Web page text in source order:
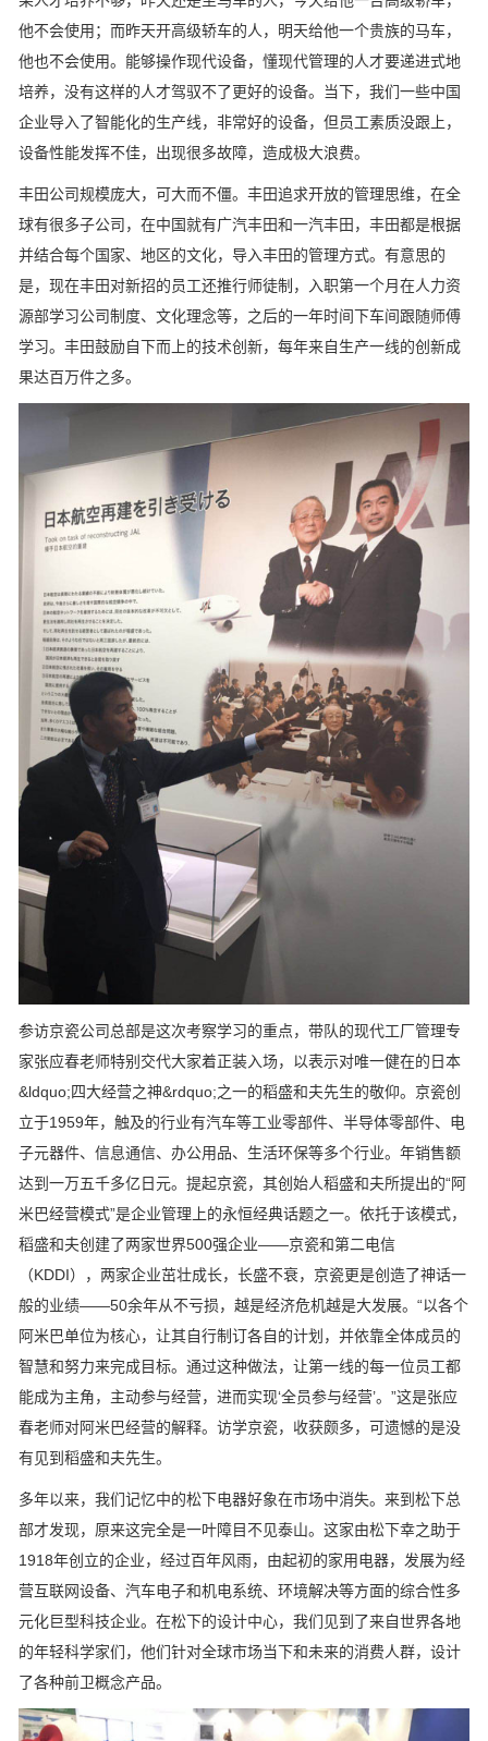
他不会使用；而昨天开高级轿车的人，明天给他一个贵族的马车，
他也不会使用。能够操作现代设备，懂现代管理的人才要递进式地
培养，没有这样的人才驾驭不了更好的设备。当下，我们一些中国
企业导入了智能化的生产线，非常好的设备，但员工素质没跟上，
设备性能发挥不佳，出现很多故障，造成极大浪费。
丰田公司规模庞大，可大而不僵。丰田追求开放的管理思维，在全
球有很多子公司，在中国就有广汽丰田和一汽丰田，丰田都是根据
并结合每个国家、地区的文化，导入丰田的管理方式。有意思的
是，现在丰田对新招的员工还推行师徒制，入职第一个月在人力资
源部学习公司制度、文化理念等，之后的一年时间下车间跟随师傅
学习。丰田鼓励自下而上的技术创新，每年来自生产一线的创新成
果达百万件之多。
参访京瓷公司总部是这次考察学习的重点，带队的现代工厂管理专
家张应春老师特别交代大家着正装入场，以表示对唯一健在的日本
&ldquo;四大经营之神&rdquo;之一的稻盛和夫先生的敬仰。京瓷创
立于1959年，触及的行业有汽车等工业零部件、半导体零部件、电
子元器件、信息通信、办公用品、生活环保等多个行业。年销售额
达到一万五千多亿日元。提起京瓷，其创始人稻盛和夫所提出的“阿
米巴经营模式”是企业管理上的永恒经典话题之一。依托于该模式，
稻盛和夫创建了两家世界500强企业——京瓷和第二电信
（KDDI），两家企业茁壮成长，长盛不衰，京瓷更是创造了神话一
般的业绩——50余年从不亏损，越是经济危机越是大发展。“以各个
阿米巴单位为核心，让其自行制订各自的计划，并依靠全体成员的
智慧和努力来完成目标。通过这种做法，让第一线的每一位员工都
能成为主角，主动参与经营，进而实现‘全员参与经营’。”这是张应
春老师对阿米巴经营的解释。访学京瓷，收获颇多，可遗憾的是没
有见到稻盛和夫先生。
多年以来，我们记忆中的松下电器好象在市场中消失。来到松下总
部才发现，原来这完全是一叶障目不见泰山。这家由松下幸之助于
1918年创立的企业，经过百年风雨，由起初的家用电器，发展为经
营互联网设备、汽车电子和机电系统、环境解决等方面的综合性多
元化巨型科技企业。在松下的设计中心，我们见到了来自世界各地
的年轻科学家们，他们针对全球市场当下和未来的消费人群，设计
了各种前卫概念产品。